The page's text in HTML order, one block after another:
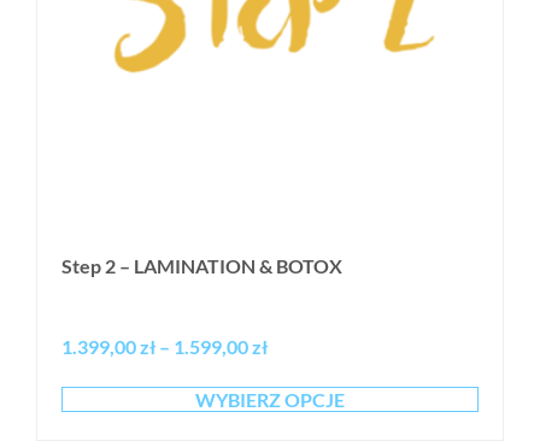
Step 2 – LAMINATION & BOTOX
1.399,00zł – 1.599,00zł
WYBIERZ OPCJE